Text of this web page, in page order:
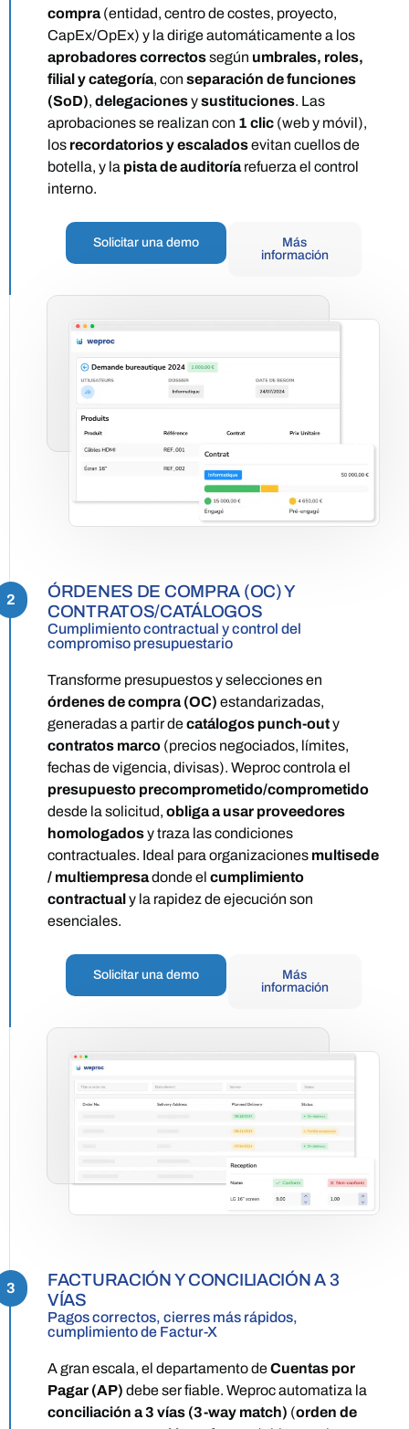
compra(entidad, centro de costes, proyecto,
CapEx/OpEx) y la dirige automáticamente a los
aprobadores correctossegún umbrales, roles,
filial y categoría, con separación de funciones
(SoD), delegacionesysustituciones. Las
aprobaciones se realizan con 1 clic (web y móvil),
los recordatorios y escaladosevitan cuellos de
botella, y la pista de auditoríarefuerza el control
interno.
Solicitar una demo
Más
información
ÓRDENES DE COMPRA (OC) Y
CONTRATOS/CATÁLOGOS
Cumplimiento contractual y control del
compromiso presupuestario
2
Transforme presupuestos y selecciones en
órdenes de compra (OC) estandarizadas,
generadas a partir decatálogos punch-outy
contratos marco (precios negociados, límites,
fechas de vigencia, divisas). Weproc controla el
presupuesto precomprometido/comprometido
desde la solicitud, obliga a usar proveedores
homologadosy traza las condiciones
contractuales. Ideal para organizaciones multisede
/ multiempresadonde el cumplimiento
contractualy la rapidez de ejecución son
esenciales.
Solicitar una demo
Más
información
FACTURACIÓN Y CONCILIACIÓN A 3
VÍAS
Pagos correctos, cierres más rápidos,
cumplimiento de Factur-X
3
A gran escala, el departamento deCuentas por
Pagar (AP) debe ser fiable. Weproc automatiza la
conciliación a 3 vías (3-way match) (orden de